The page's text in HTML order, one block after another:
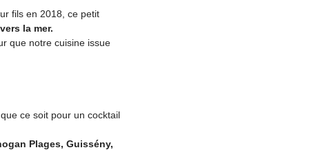
fils en 2018, ce petit
la mer.
que notre cuisine issue
ce soit pour un cocktail
Plages, Guissény,